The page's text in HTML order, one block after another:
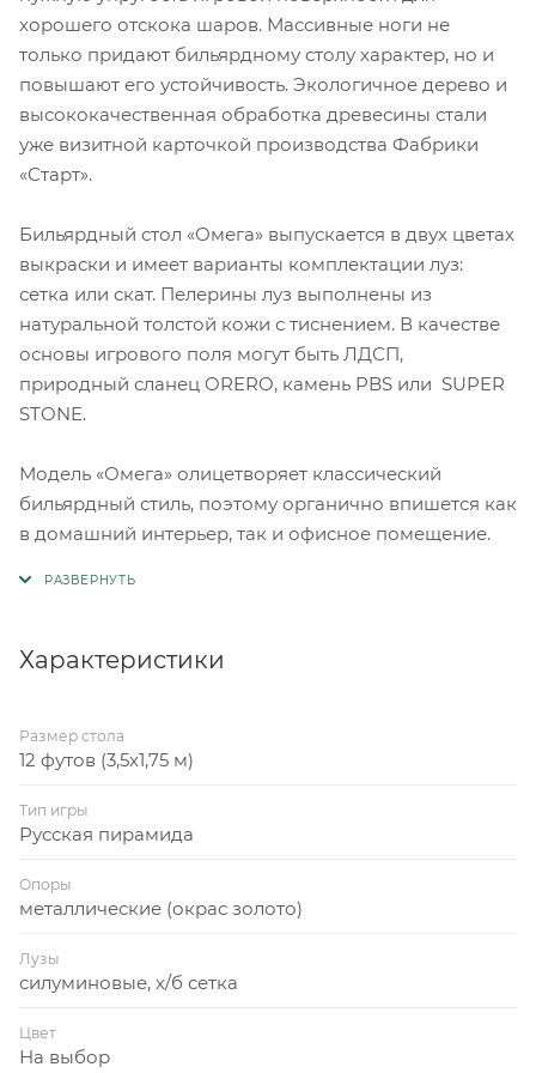
хорошего отскока шаров. Массивные ноги не
только придают бильярдному столу характер, но и
повышают его устойчивость. Экологичное дерево и
высококачественная обработка древесины стали
уже визитной карточкой производства Фабрики
«Старт».
Бильярдный стол «Омега» выпускается в двух цветах
выкраски и имеет варианты комплектации луз:
сетка или скат. Пелерины луз выполнены из
натуральной толстой кожи с тиснением. В качестве
основы игрового поля могут быть ЛДСП,
природный сланец ORERO, камень PBS или SUPER
STONE.
Модель «Омега» олицетворяет классический
бильярдный стиль, поэтому органично впишется как
в домашний интерьер, так и офисное помещение.
Характеристики
Размер стола
12 футов (3,5x1,75 м)
Тип игры
Русская пирамида
Опоры
металлические (окрас золото)
Лузы
силуминовые, х/б сетка
Цвет
На выбор